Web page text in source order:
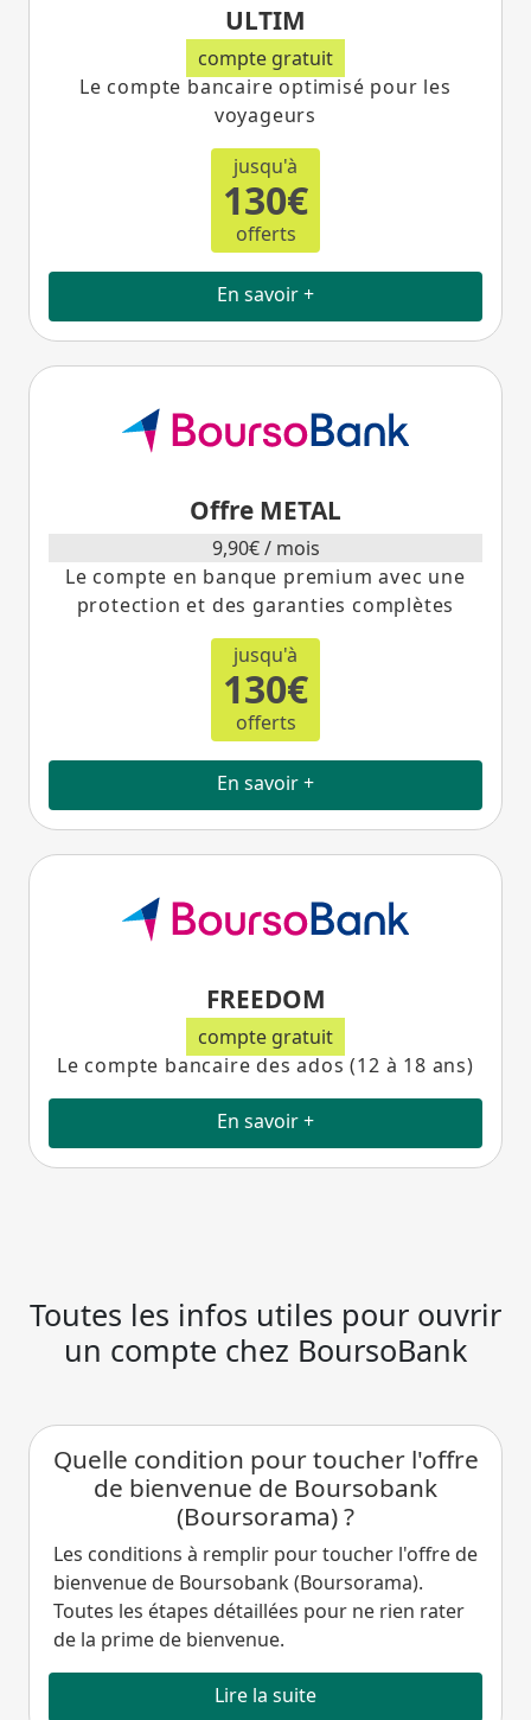
ULTIM
compte gratuit
Le compte bancaire optimisé pour les
voyageurs
jusqu'à
130€
offerts
En savoir +
Offre METAL
9,90€ / mois
Le compte en banque premium avec une
protection et des garanties complètes
jusqu'à
130€
offerts
En savoir +
FREEDOM
compte gratuit
Le compte bancaire des ados (12 à 18 ans)
En savoir +
Toutes les infos utiles pour ouvrir
un compte chez BoursoBank
Quelle condition pour toucher l'offre
de bienvenue de Boursobank
(Boursorama) ?
Les conditions à remplir pour toucher l'offre de
bienvenue de Boursobank (Boursorama).
Toutes les étapes détaillées pour ne rien rater
de la prime de bienvenue.
Lire la suite